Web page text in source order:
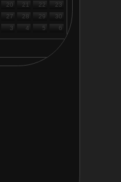
20 21 22
23
27 28 29
30
3 4 5 6